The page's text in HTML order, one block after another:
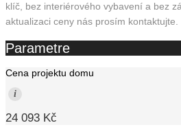
klíč, bez interiérového vybavení a bez
aktualizaci ceny nás prosím kontaktujte.
Parametre
Cena projektu domu
i
24 093 Kč